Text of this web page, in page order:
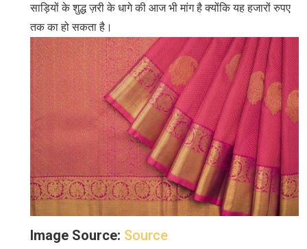
साड़ियों के शुद्ध ज़री के धागे की आज भी मांग है क्योंकि यह हजारों रुपए
तक का हो सकता है।
Image Source: Source